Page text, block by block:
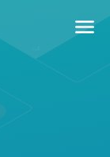
menu